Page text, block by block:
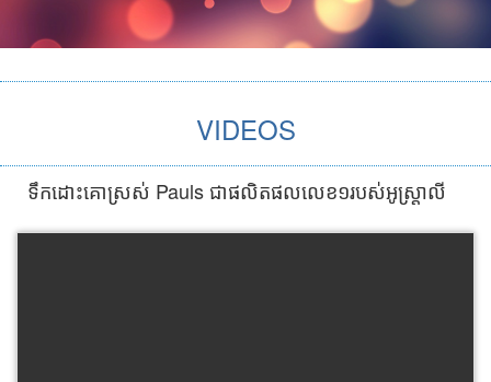
VIDEOS
ទឹកដោះគោស្រស់ Pauls ជាផលិតផលលេខ១របស់អូស្រ្តាលី